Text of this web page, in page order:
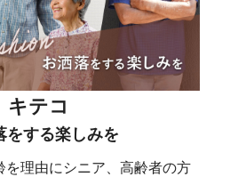
キテコ
をする楽しみを
を理由にシニア、高齢者の方